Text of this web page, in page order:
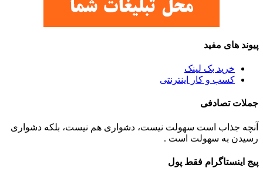
پیوند های مفید
خرید بک لینک
کسب و کار اینترنتی
جملات تصادفی
آنچه جذاب است سهولت نیست، دشواری هم نیست، بلکه دشواری
رسیدن به سهولت است .
پیج اینستاگرام فقط پول